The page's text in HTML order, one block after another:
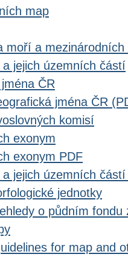
map
moří a
jejich územních částí
ČR
jména ČR
komisí
exonym
exonym PDF
jejich územních
jednotky
o půdním fondu
for map and